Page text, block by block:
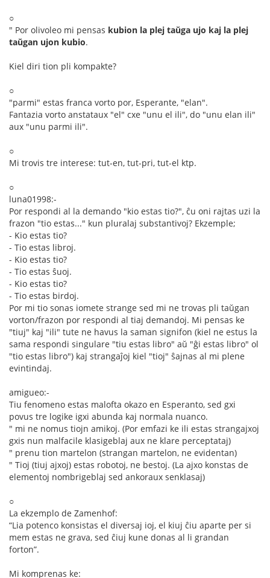
○
" Por olivoleo mi pensas kubion la plej taŭga ujo kaj la plej
taŭgan ujon kubio.
Kiel diri tion pli kompakte?
○
"parmi" estas franca vorto por, Esperante, "elan".
Fantazia vorto anstataux "el" cxe "unu el ili", do "unu elan ili"
aux "unu parmi ili".
○
Mi trovis tre interese: tut-en, tut-pri, tut-el ktp.
○
luna01998:-
Por respondi al la demando "kio estas tio?", ĉu oni rajtas uzi la
frazon "tio estas..." kun pluralaj substantivoj? Ekzemple;
- Kio estas tio?
- Tio estas libroj.
- Kio estas tio?
- Tio estas ŝuoj.
- Kio estas tio?
- Tio estas birdoj.
Por mi tio sonas iomete strange sed mi ne trovas pli taŭgan
vorton/frazon por respondi al tiaj demandoj. Mi pensas ke
"tiuj" kaj "ili" tute ne havus la saman signifon (kiel ne estus la
sama respondi singulare "tiu estas libro" aŭ "ĝi estas libro" ol
"tio estas libro") kaj strangaĵoj kiel "tioj" ŝajnas al mi plene
evintindaj.
amigueo:-
Tiu fenomeno estas malofta okazo en Esperanto, sed gxi
povus tre logike igxi abunda kaj normala nuanco.
" mi ne nomus tiojn amikoj. (Por emfazi ke ili estas strangajxoj
gxis nun malfacile klasigeblaj aux ne klare perceptataj)
" prenu tion martelon (strangan martelon, ne evidentan)
" Tioj (tiuj ajxoj) estas robotoj, ne bestoj. (La ajxo konstas de
elementoj nombrigeblaj sed ankoraux senklasaj)
○
La ekzemplo de Zamenhof:
“Lia potenco konsistas el diversaj ioj, el kiuj ĉiu aparte per si
mem estas ne grava, sed ĉiuj kune donas al li grandan
forton”.
Mi komprenas ke: